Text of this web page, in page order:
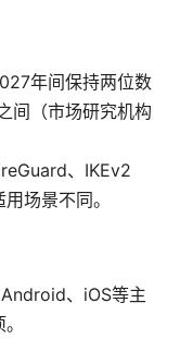
年间保持两位数
间（市场研究机构
、IKEv2
场景不同。
、iOS等主